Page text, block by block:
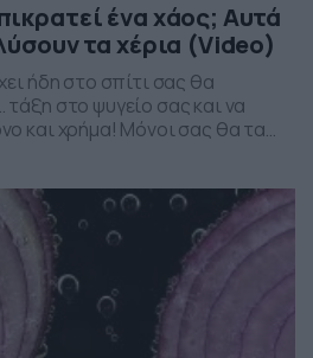
ένα χάος; Αυτά
τα χέρια (Video)
ήδη στο σπίτι σας θα
στο ψυγείο σας και να
και χρήμα! Μόνοι σας θα τα
υπόδειγμα. Πώς είναι